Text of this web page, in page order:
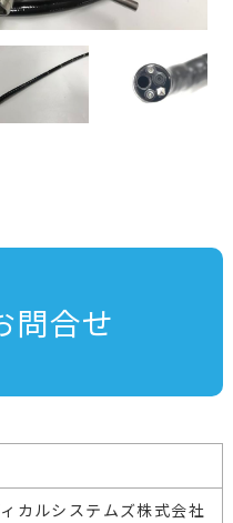
問合せ
カルシステムズ株式会社